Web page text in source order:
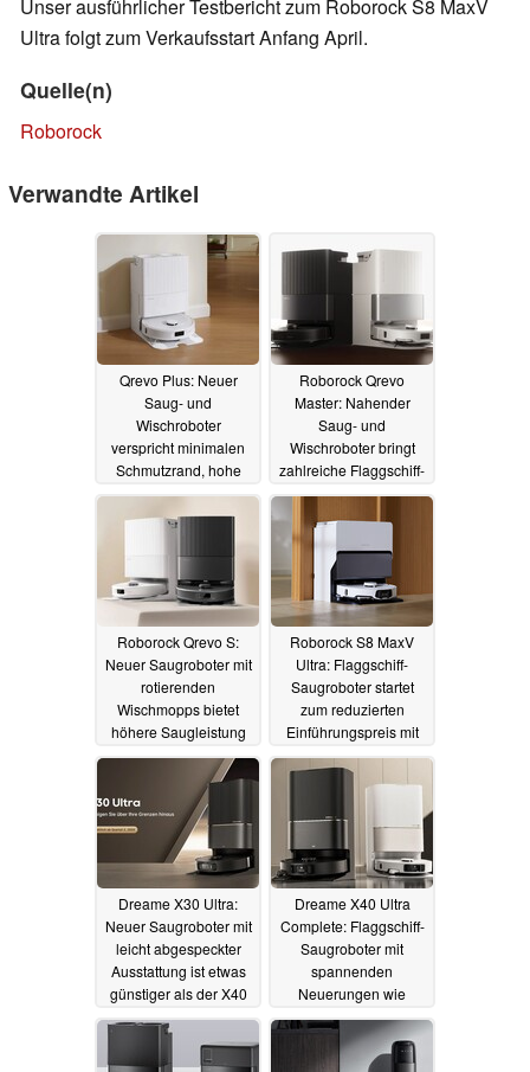
Unser ausführlicher Testbericht zum Roborock S8 MaxV
Ultra folgt zum Verkaufsstart Anfang April.
Quelle(n)
Roborock
Verwandte Artikel
Qrevo Plus: Neuer
Saug- und
Wischroboter
verspricht minimalen
Schmutzrand, hohe
Saugkraft und
multifunktionale
Roborock Qrevo
Master: Nahender
Saug- und
Wischroboter bringt
zahlreiche Flaggschiff-
Features in der
Roborock Qrevo S:
Neuer Saugroboter mit
rotierenden
Wischmopps bietet
höhere Saugleistung
zum überschaubaren
22.05.2024
Roborock S8 MaxV
Ultra: Flaggschiff-
Saugroboter startet
zum reduzierten
Einführungspreis mit
vielen neuen Features
05.04.2024
Dreame X30 Ultra:
Neuer Saugroboter mit
leicht abgespeckter
Ausstattung ist etwas
günstiger als der X40
Ultra Complete
04.04.2024
Dreame X40 Ultra
Complete: Flaggschiff-
Saugroboter mit
spannenden
Neuerungen wie
ausfahrbarer
Seitenbürste startet
04.04.2024